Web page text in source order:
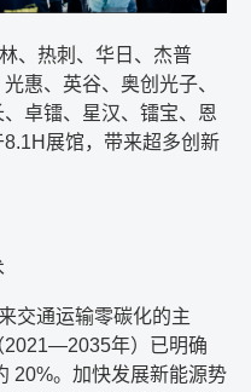
、热刺、华日、杰普
惠、英谷、奥创光子、
卓镭、星汉、镭宝、恩
8.1H 展馆，带来超多创新
交通运输零碳化的主
2021—2035年）已明确
20%。加快发展新能源势